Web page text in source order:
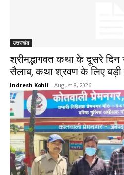
उत्तराखंड
श्रीमद्भागवत कथा के दूसरे
सैलाब, कथा श्रवण के लिए बड़ी
Indresh Kohli - August 8, 2026